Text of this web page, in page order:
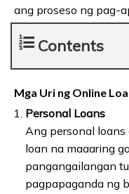
ang proseso ng pag-
Contents
Mga Uri ng Online
Personal Loans
Ang personal
loan na maaaring
pangangailangan
pagpapaganda ng